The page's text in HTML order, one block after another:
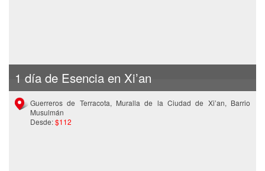
1 día de Esencia en Xi’an
Guerreros de Terracota, Muralla de la Ciudad de Xi’an, Barrio
Musulmán
Desde:$112